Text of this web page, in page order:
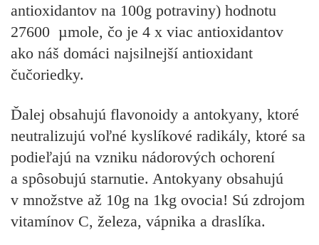
antioxidantov na 100g potraviny) hodnotu
27600 µmole, čo je 4 x viac antioxidantov
ako náš domáci najsilnejší antioxidant
čučoriedky.
Ďalej obsahujú flavonoidy a antokyany, ktoré
neutralizujú voľné kyslíkové radikály, ktoré sa
podieľajú na vzniku nádorových ochorení
a spôsobujú starnutie. Antokyany obsahujú
v množstve až 10g na 1kg ovocia! Sú zdrojom
vitamínov C, železa, vápnika a draslíka.